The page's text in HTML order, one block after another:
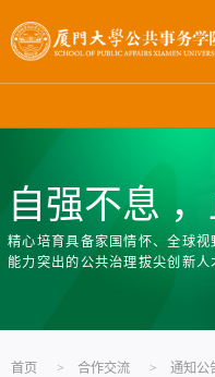
自强不息
精心培育具备家国情怀、全球
能力突出的公共治理拔尖创新人
首页 > 合作交流 > 通知公